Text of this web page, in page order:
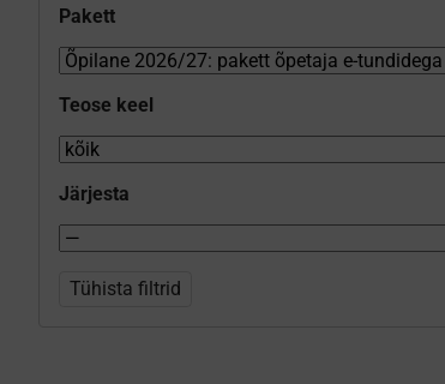
Pakett
Teose keel
Järjesta
Tühista filtrid